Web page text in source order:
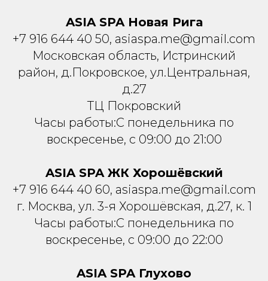
ASIA SPA Новая Рига
+7 916 644 40 50, asiaspa.me@gmail.com
Московская область, Истринский
район, д.Покровское, ул.Центральная,
д.27
ТЦ Покровский
Часы работы:С понедельника по
воскресенье, с 09:00 до 21:00
ASIA SPA ЖК Хорошёвский
+7 916 644 40 60, asiaspa.me@gmail.com
г. Москва, ул. 3-я Хорошёвская, д.27, к. 1
Часы работы:С понедельника по
воскресенье, с 09:00 до 22:00
ASIA SPA Глухово